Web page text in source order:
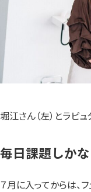
堀江さん（左）とラピュ
毎日課題しか
７月に入ってからは、